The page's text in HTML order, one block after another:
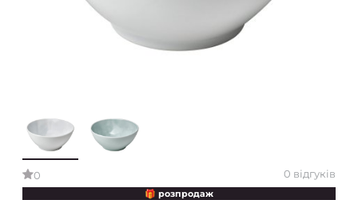
0 0 відгуків
🎁 розпродаж